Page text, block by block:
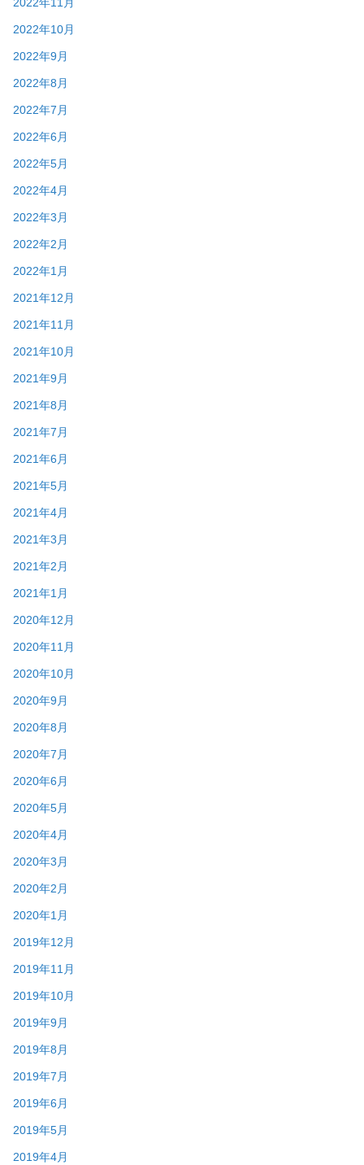
2022年10月
2022年9月
2022年8月
2022年7月
2022年6月
2022年5月
2022年4月
2022年3月
2022年2月
2022年1月
2021年12月
2021年11月
2021年10月
2021年9月
2021年8月
2021年7月
2021年6月
2021年5月
2021年4月
2021年3月
2021年2月
2021年1月
2020年12月
2020年11月
2020年10月
2020年9月
2020年8月
2020年7月
2020年6月
2020年5月
2020年4月
2020年3月
2020年2月
2020年1月
2019年12月
2019年11月
2019年10月
2019年9月
2019年8月
2019年7月
2019年6月
2019年5月
2019年4月